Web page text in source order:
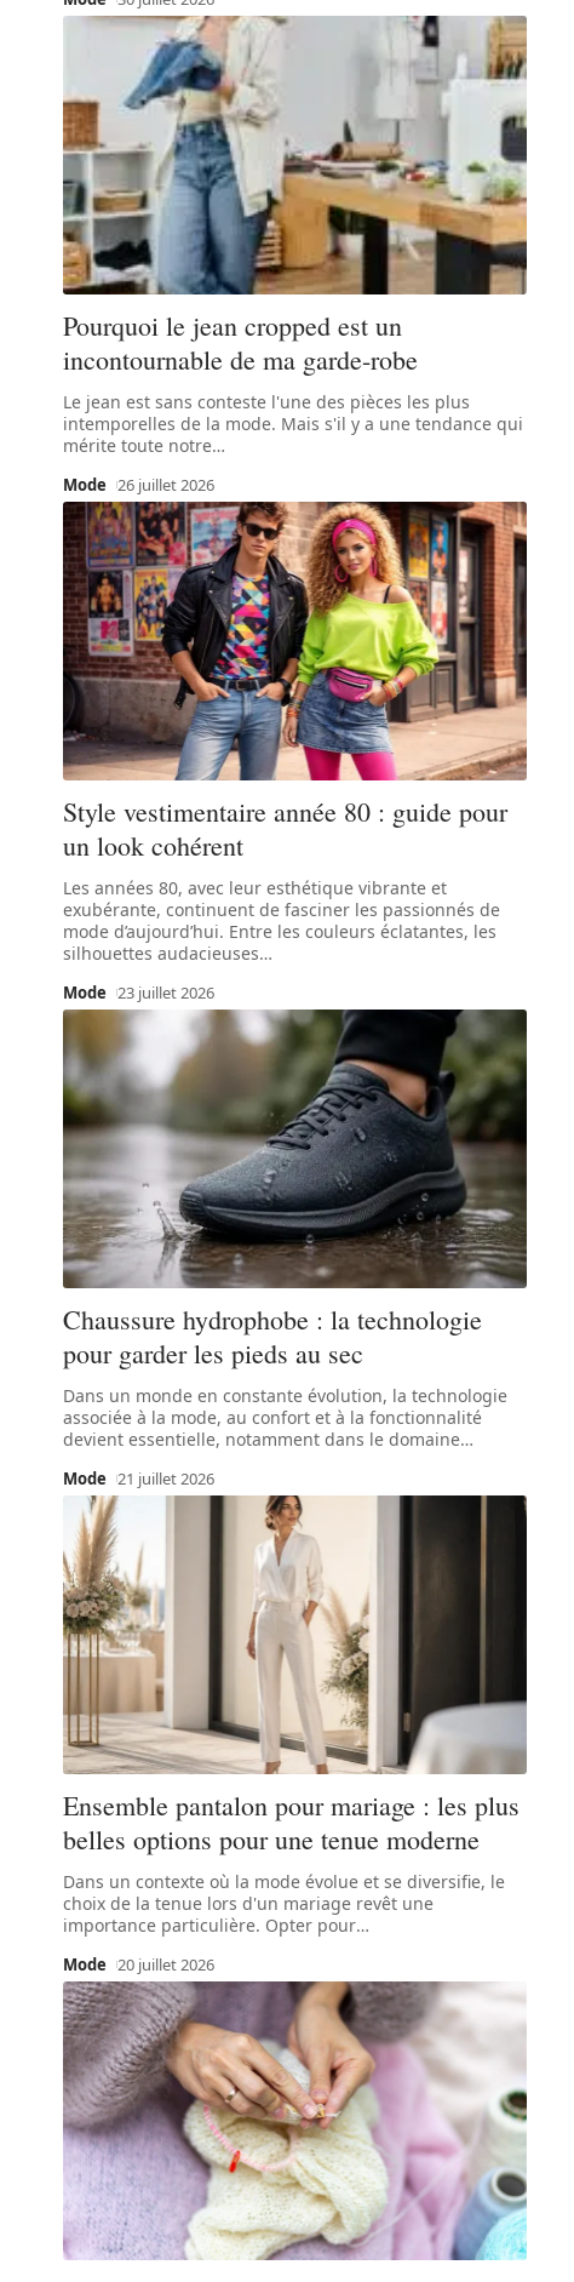
Pourquoi le jean cropped est un
incontournable de ma garde-robe
Le jean est sans conteste l'une des pièces les plus
intemporelles de la mode. Mais s'il y a une tendance qui
mérite toute notre…
Mode 26 juillet 2026
Style vestimentaire année 80 : guide pour
un look cohérent
Les années 80, avec leur esthétique vibrante et
exubérante, continuent de fasciner les passionnés de
mode d’aujourd’hui. Entre les couleurs éclatantes, les
silhouettes audacieuses…
Mode 23 juillet 2026
Chaussure hydrophobe : la technologie
pour garder les pieds au sec
Dans un monde en constante évolution, la technologie
associée à la mode, au confort et à la fonctionnalité
devient essentielle, notamment dans le domaine…
Mode 21 juillet 2026
Ensemble pantalon pour mariage : les plus
belles options pour une tenue moderne
Dans un contexte où la mode évolue et se diversifie, le
choix de la tenue lors d'un mariage revêt une
importance particulière. Opter pour…
Mode 20 juillet 2026